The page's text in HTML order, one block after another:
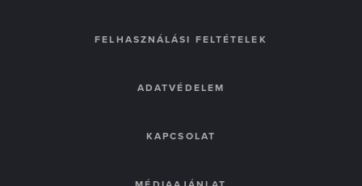
FELHASZNÁLÁSI FELTÉTELEK
ADATVÉDELEM
KAPCSOLAT